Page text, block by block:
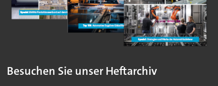
Besuchen Sie unser Heftarchiv